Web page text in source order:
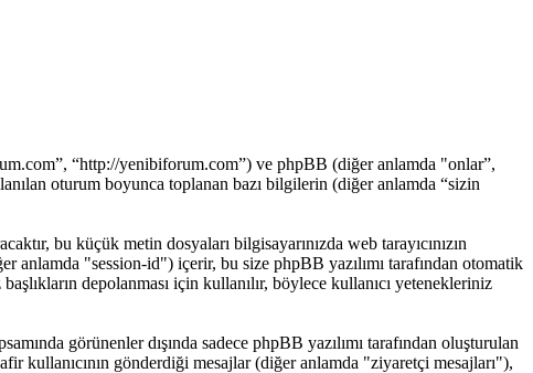
“http://yenibiforum.com”) ve phpBB (diğer anlamda "onlar”,
oturum boyunca toplanan bazı bilgilerin (diğer anlamda “sizin
bu küçük metin dosyaları bilgisayarınızda web tarayıcınızın
"session-id") içerir, bu size phpBB yazılımı tarafından otomatik
depolanması için kullanılır, böylece kullanıcı yetenekleriniz
görünenler dışında sadece phpBB yazılımı tarafından oluşturulan
kullanıcının gönderdiği mesajlar (diğer anlamda "ziyaretçi mesajları"),